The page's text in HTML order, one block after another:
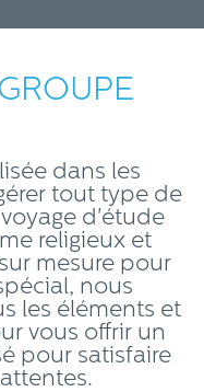
dans les
tout type de
d'étude
religieux et
mesure pour
nous
les éléments et
vous offrir un
pour satisfaire